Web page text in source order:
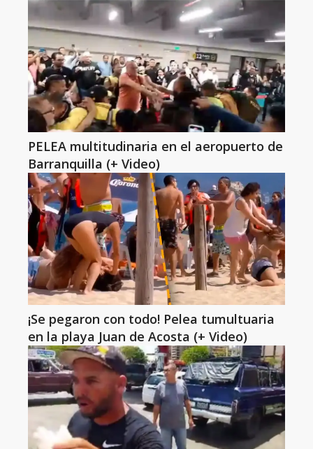
PELEA multitudinaria en el aeropuerto de
Barranquilla (+ Video)
¡Se pegaron con todo! Pelea tumultuaria
en la playa Juan de Acosta (+ Video)